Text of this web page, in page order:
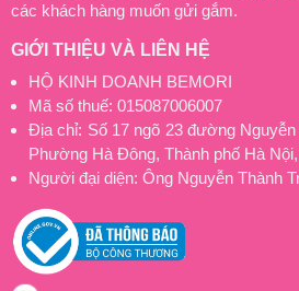
các khách hàng muốn gửi gắm.
GIỚI THIỆU VÀ LIÊN HỆ
HỘ KINH DOANH BEMORI
Mã số thuế: 015087006007
Địa chỉ: Số 17 ngõ 23 đường
Phường Hà Đông, Thành phố Hà
Người đại diện: Ông Nguyễn Thành